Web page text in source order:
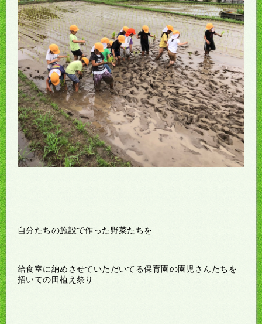
自分たちの施設で作った野菜たちを
給食室に納めさせていただいてる保育園の園児さんたちを
招いての田植え祭り